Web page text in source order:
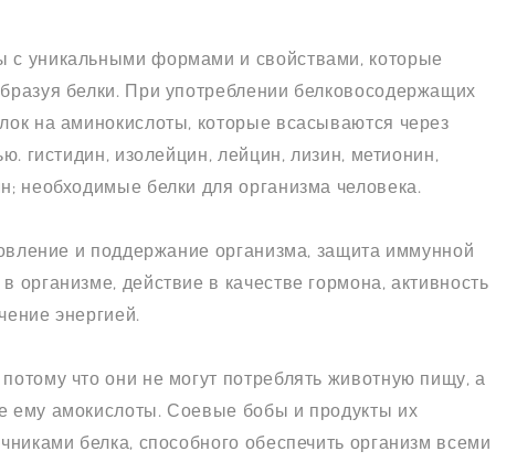
уникальными формами и свойствами, которые
белки. При употреблении белковосодержащих
на аминокислоты, которые всасываются через
гистидин, изолейцин, лейцин, лизин, метионин,
необходимые белки для организма человека.
и поддержание организма, защита иммунной
действие в качестве гормона, активность
энергией.
что они не могут потреблять животную пищу, а
ему амокислоты. Соевые бобы и продукты их
белка, способного обеспечить организм всеми